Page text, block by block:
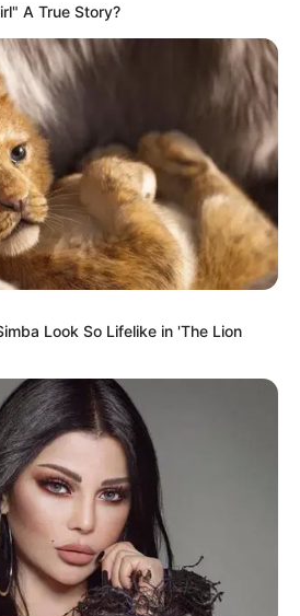
A True Story?
Look So Lifelike in 'The Lion